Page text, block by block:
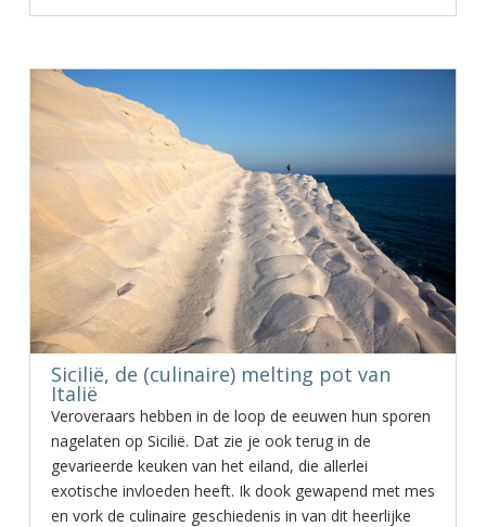
Sicilië, de (culinaire) melting pot van
Italië
Veroveraars hebben in de loop de eeuwen hun sporen
nagelaten op Sicilië. Dat zie je ook terug in de
gevarieerde keuken van het eiland, die allerlei
exotische invloeden heeft. Ik dook gewapend met mes
en vork de culinaire geschiedenis in van dit heerlijke